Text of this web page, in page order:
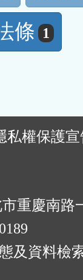
條 1
私權保護
重慶南路
及資料檢